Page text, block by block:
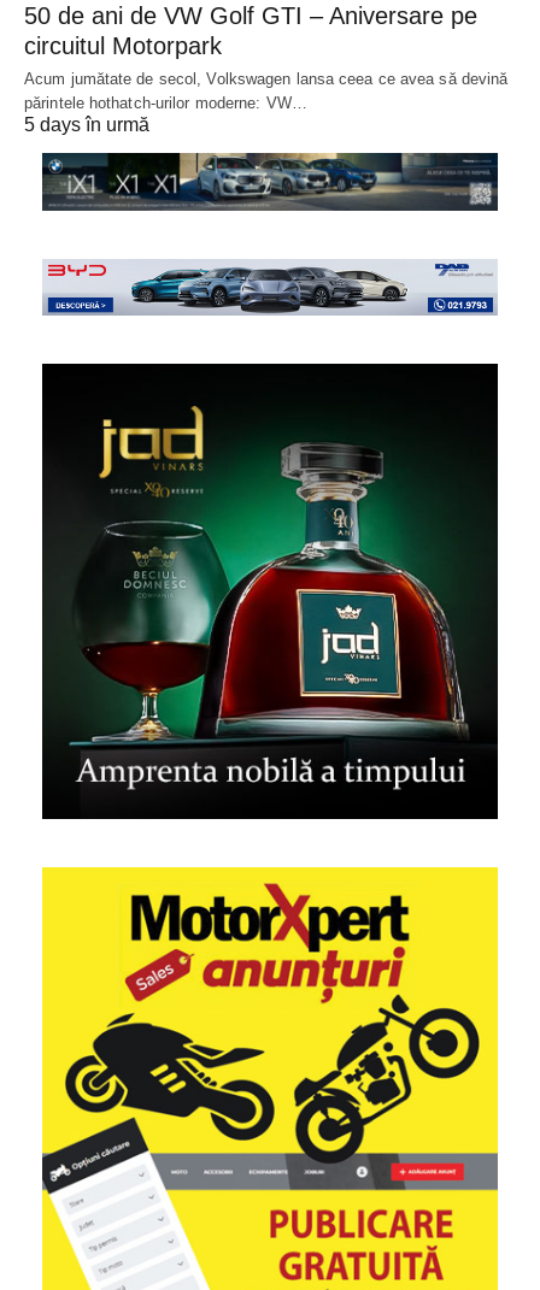
50 de ani de VW Golf GTI – Aniversare pe
circuitul Motorpark
Acum jumătate de secol, Volkswagen lansa ceea ce avea să devină
părintele hothatch-urilor moderne: VW…
5 days în urmă